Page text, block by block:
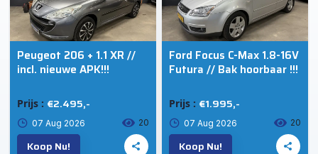
Peugeot 206 + 1.1 XR //
incl. nieuwe APK!!!
Prijs : €2.495,-
07 Aug 2026 20
Koop Nu!
Ford Focus C-Max 1.8-16V
Futura // Bak hoorbaar !!!
Prijs : €1.995,-
07 Aug 2026 20
Koop Nu!